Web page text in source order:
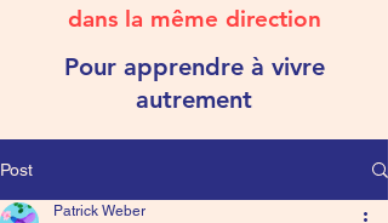
dans la même direction
Pour apprendre à vivre
autrement
Post
Patrick Weber